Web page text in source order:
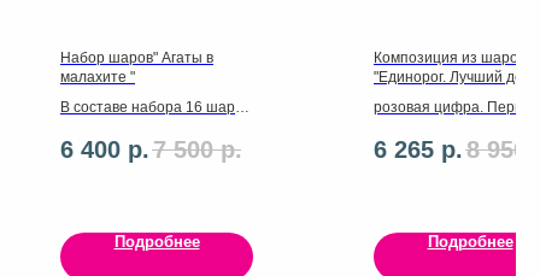
Набор шаров" Агаты в
малахите "
В составе набора 16 шаров
50см ,3 фольгированные
6 400 р.7 500 р.
Подробнее
Композиция из шаров
"Единорог. Лучший
розовая цифра. Первый
(3 розовых с рисунком
мелким серебряным
конфетти), 1 розовое
6 265 р.8 950
Подробнее